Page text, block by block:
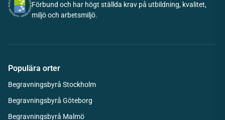
Förbund och har högt ställda krav på utbildning, kvalitet,
miljö och arbetsmiljö.
Populära orter
Begravningsbyrå Stockholm
Begravningsbyrå Göteborg
Begravningsbyrå Malmö